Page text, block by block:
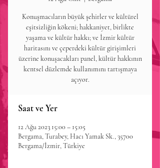
Konuşmacıların büyük şehirler ve kültürel
eşitsizliğin kökeni; hakkaniyet, birlikte
yaşama ve kültür hakkı; ve İzmir kültür
haritasını ve çeperdeki kültür girişimleri
üzerine konuşacakları panel, kültür hakkının
kentsel düzlemde kullanımını tartışmaya
açıyor.
Saat ve Yer
12 Ağu 2023 15:00 – 15:05
Bergama, Turabey, Hacı Yamak Sk., 35700
Bergama/İzmir, Türkiye